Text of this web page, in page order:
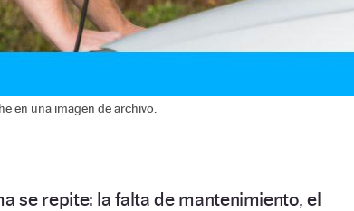
en una imagen de archivo.
se repite: la falta de mantenimiento, el